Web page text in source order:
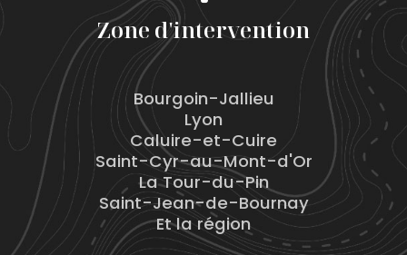
Zone d'intervention
Bourgoin-Jallieu
Lyon
Caluire-et-Cuire
Saint-Cyr-au-Mont-d'Or
La Tour-du-Pin
Saint-Jean-de-Bournay
Et la région